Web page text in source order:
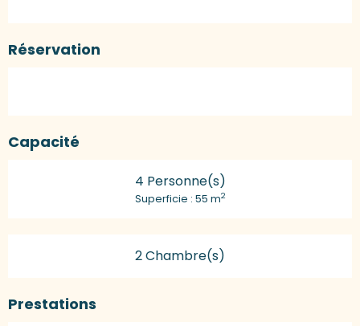
Réservation
Capacité
4 Personne(s)
Superficie : 55 m2
2 Chambre(s)
Prestations